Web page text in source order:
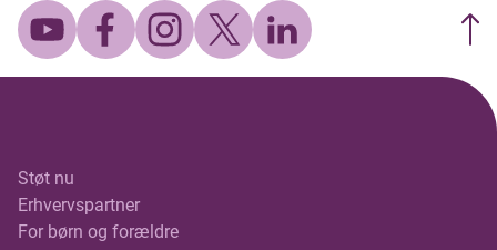
Støt nu
Erhvervspartner
For børn og forældre